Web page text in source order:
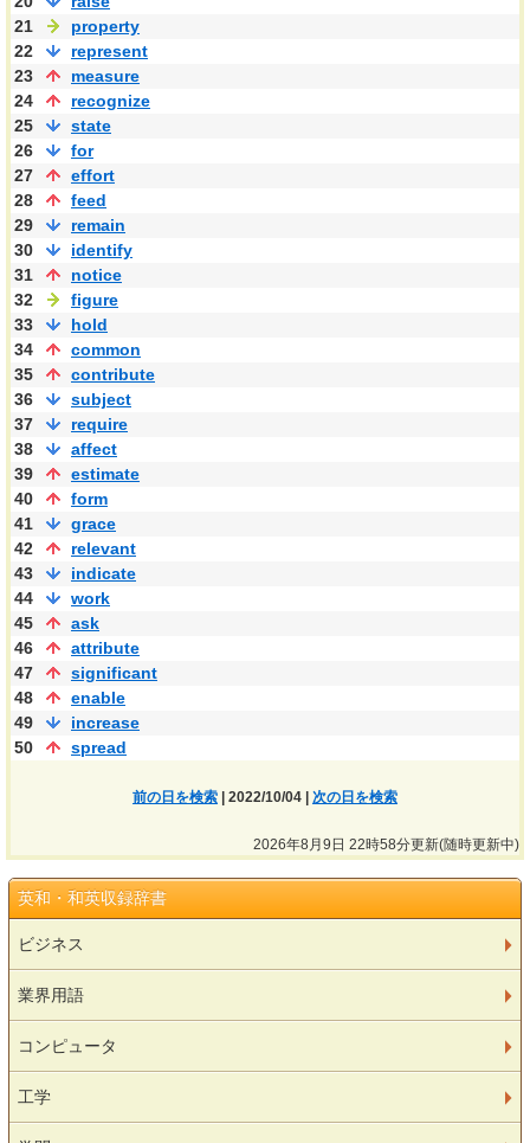
21
property
22
represent
23
measure
24
recognize
25
state
26
for
27
effort
28
feed
29
remain
30
identify
31
notice
32
figure
33
hold
34
common
35
contribute
36
subject
37
require
38
affect
39
estimate
40
form
41
grace
42
relevant
43
indicate
44
work
45
ask
46
attribute
47
significant
48
enable
49
increase
50
spread
前の日を検索 | 2022/10/04 | 次の日を検索
2026年8月9日 22時58分更新(随時更新中)
英和・和英収録辞書
ビジネス
業界用語
コンピュータ
工学